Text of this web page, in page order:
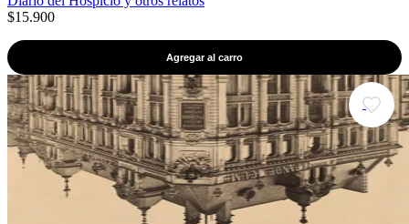
$15.900
Agregar al carro